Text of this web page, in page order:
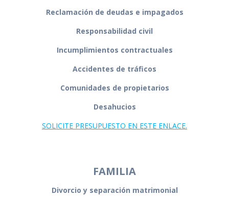
Reclamación de deudas e impagados
Responsabilidad civil
Incumplimientos contractuales
Accidentes de tráficos
Comunidades de propietarios
Desahucios
SOLICITE PRESUPUESTO EN ESTE ENLACE.
FAMILIA
Divorcio y separación matrimonial